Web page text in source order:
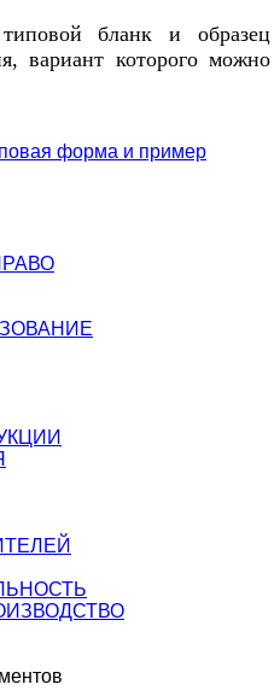
бланк и образец
вариант которого можно
форма и пример